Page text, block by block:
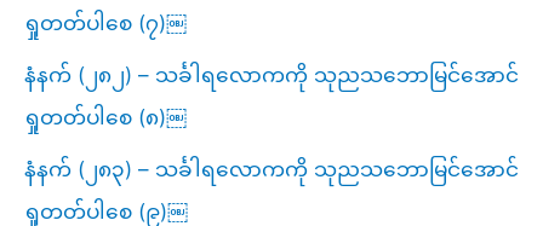
ရှုတတ်ပါစေ (၇)￼
နံနက် (၂၈၂) – သင်္ခါရလောကကို သုညသဘောမြင်အောင်
ရှုတတ်ပါစေ (၈)￼
နံနက် (၂၈၃) – သင်္ခါရလောကကို သုညသဘောမြင်အောင်
ရှုတတ်ပါစေ (၉)￼